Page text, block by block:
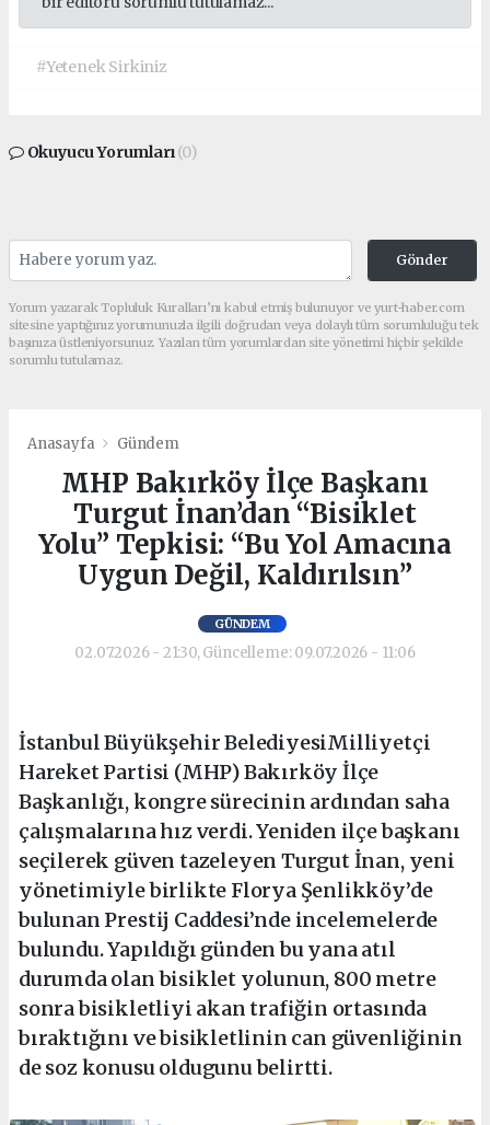
#Yetenek Sirkiniz
Okuyucu Yorumları(0)
Gönder
Yorum yazarak Topluluk Kuralları’nı kabul etmiş bulunuyor ve yurt-haber.com
sitesine yaptığınız yorumunuzla ilgili doğrudan veya dolaylı tüm sorumluluğu tek
başınıza üstleniyorsunuz. Yazılan tüm yorumlardan site yönetimi hiçbir şekilde
sorumlu tutulamaz.
Anasayfa Gündem
MHP Bakırköy İlçe Başkanı
Turgut İnan’dan “Bisiklet
Yolu” Tepkisi: “Bu Yol Amacına
Uygun Değil, Kaldırılsın”
GÜNDEM
02.07.2026 - 21:30, Güncelleme: 09.07.2026 - 11:06
İstanbul Büyükşehir BelediyesiMilliyetçi
Hareket Partisi (MHP) Bakırköy İlçe
Başkanlığı, kongre sürecinin ardından saha
çalışmalarına hız verdi. Yeniden ilçe başkanı
seçilerek güven tazeleyen Turgut İnan, yeni
yönetimiyle birlikte Florya Şenlikköy’de
bulunan Prestij Caddesi’nde incelemelerde
bulundu. Yapıldığı günden bu yana atıl
durumda olan bisiklet yolunun, 800 metre
sonra bisikletliyi akan trafiğin ortasında
bıraktığını ve bisikletlinin can güvenliğinin
de soz konusu oldugunu belirtti.